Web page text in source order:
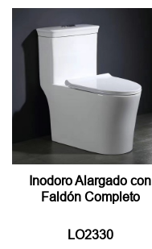
Inodoro Alargado con
Faldón Completo
LO2330